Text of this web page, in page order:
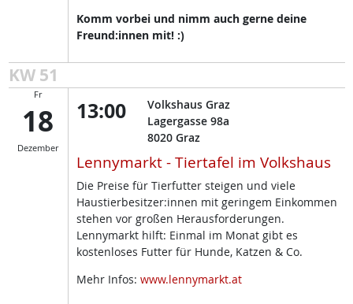
Komm vorbei und nimm auch gerne deine
Freund:innen mit! :)
KW 51
Fr
18
Dezember
13:00
Volkshaus Graz
Lagergasse 98a
8020 Graz
Lennymarkt - Tiertafel im Volkshaus
Die Preise für Tierfutter steigen und viele
Haustierbesitzer:innen mit geringem Einkommen
stehen vor großen Herausforderungen.
Lennymarkt hilft: Einmal im Monat gibt es
kostenloses Futter für Hunde, Katzen & Co.
Mehr Infos: www.lennymarkt.at